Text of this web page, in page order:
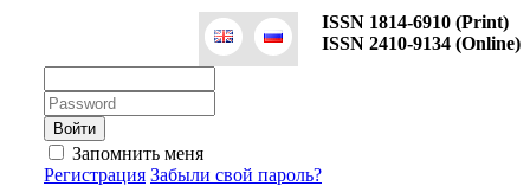
ISSN 1814-6910 (Print)
ISSN 2410-9134 (Online)
Пароль:
Запомнить меня
Регистрация Забыли свой пароль?